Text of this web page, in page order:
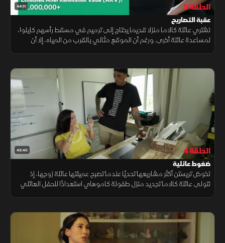
44:11 الحلقة 5
عقبة التصاريح
تشتري عائلة كالاما منزلا قديما يحتاج إلى ترميم في مسقط رأسهم كايـلوا،
لمساعدة عائلة أخرى. ورغم أن الموقع مثالي بالقرب من المياه، إلا أن
43:45 الحلقة 4
ضغوط عائلية
تخوض تريستن أكثر مشاريعها تحديًا عندما تصبح عميلتها عائلة زوجها، إذ
تتولى عائلة كالاما تجديد منزل طفولة كاموهاي استعدادًا للحفل العائلي